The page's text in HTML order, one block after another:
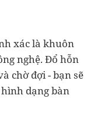
xác là khuôn
nghệ. Đổ hỗn
chờ đợi - bạn sẽ
dạng bàn